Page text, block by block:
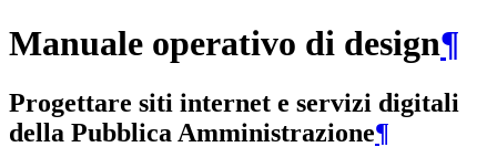
Manuale operativo di design¶
Progettare siti internet e servizi digitali
della Pubblica Amministrazione¶